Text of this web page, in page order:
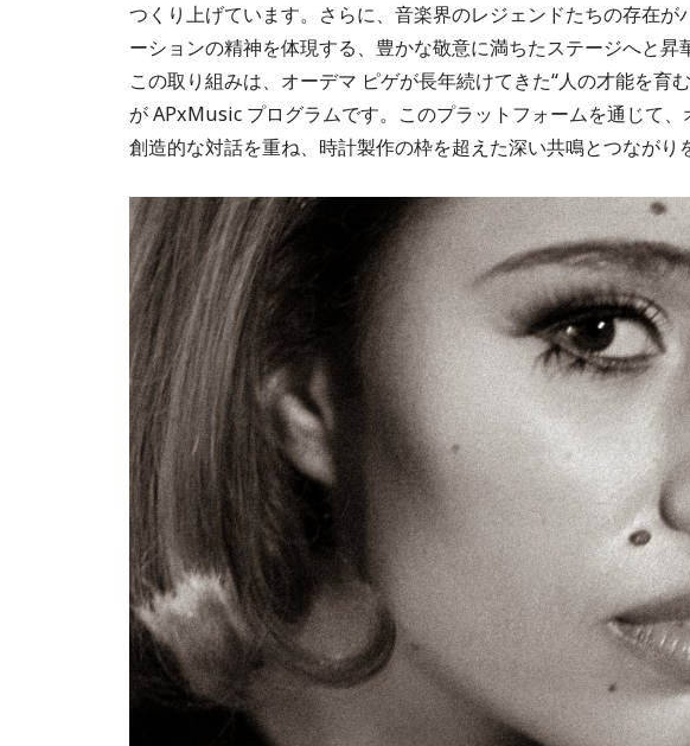
つくり上げています。さらに、音楽界のレジェンドたちの存在
ーションの精神を体現する、豊かな敬意に満ちたステージへと昇
この取り組みは、オーデマ ピゲが長年続けてきた“人の才能を育
が APxMusic プログラムです。このプラットフォームを通じて
創造的な対話を重ね、時計製作の枠を超えた深い共鳴とつながり